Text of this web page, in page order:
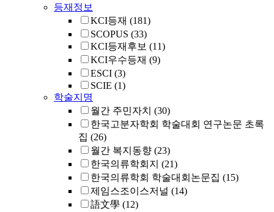
등재정보
KCI등재 (181)
SCOPUS (33)
KCI등재후보 (11)
KCI우수등재 (9)
ESCI (3)
SCIE (1)
학술지명
월간 주민자치 (30)
한국고분자학회 학술대회 연구논문 초록
집 (26)
월간 복지동향 (23)
한국의류학회지 (21)
한국의류학회 학술대회논문집 (15)
제임스조이스저널 (14)
語文學 (12)